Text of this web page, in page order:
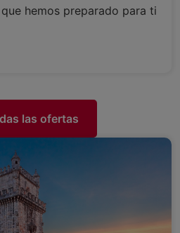
hemos preparado para ti
las ofertas